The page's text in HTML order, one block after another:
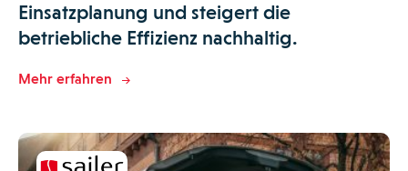
Einsatzplanung und steigert die
betriebliche Effizienz nachhaltig.
Mehr erfahren